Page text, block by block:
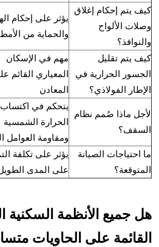
كيف يتم إحكام إغلاق
وصلات الألواح
والنوافذ؟
يؤثر على إحكام
والحماية من
كيف يتم تقليل
الجسور الحرارية في
الإطار الفولاذي؟
مهم في الإسكان
المعياري القائم
المعادن
لأجل ماذا صُمم نظام
السقف؟
يتحكم في اكتساب
الحرارة الشمسية
ومقاومة العوامل
ما احتياجات الصيانة
المتوقعة؟
يؤثر على تكلفة
على المدى
هل جميع الأنظمة السكنية
القائمة على الحاويات